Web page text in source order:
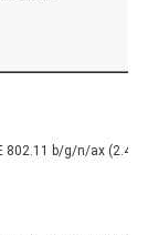
802.11 b/g/n/ax (2.4G)